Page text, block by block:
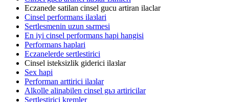
Eczanede satilan cinsel gucu artiran ilaclar
Cinsel performans ilaзlari
Sertlesmenin uzun sьrmesi
En iyi cinsel performans hapi hangisi
Performans haplari
Eczanelerde sertlestirici
Cinsel isteksizlik giderici ilaзlar
Sex hapi
Performan arttirici ilaзlar
Alkolle alinabilen cinsel gьз artiricilar
Sertlestirici kremler